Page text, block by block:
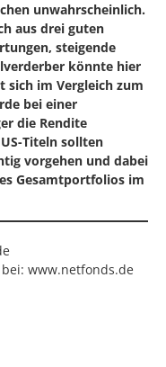
unwahrscheinlich.
aus drei guten
steigende
könnte hier
sich im Vergleich zum
bei einer
die Rendite
Titeln sollten
vorgehen und dabei
Gesamtportfolios im
www.netfonds.de